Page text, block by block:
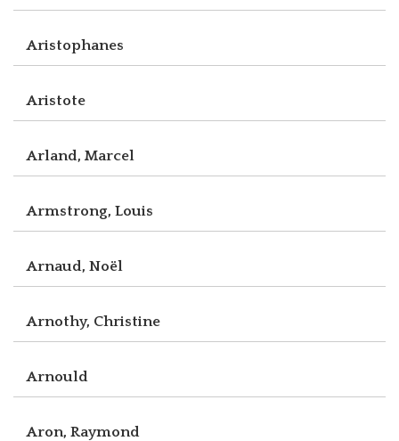
Aristophanes
Aristote
Arland, Marcel
Armstrong, Louis
Arnaud, Noël
Arnothy, Christine
Arnould
Aron, Raymond